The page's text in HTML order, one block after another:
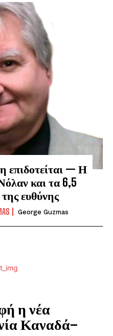
επιδοτείται — Η
και τα 6,5
ευθύνης
George Guzmas
η νέα
Καναδά–